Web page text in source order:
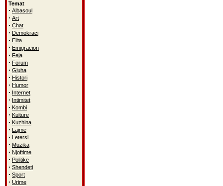
Temat
· Albasoul
· Art
· Chat
· Demokraci
· Elita
· Emigracion
· Feja
· Forum
· Gjuha
· Histori
· Humor
· Internet
· Intimitet
· Kombi
· Kulture
· Kuzhina
· Lajme
· Letersi
· Muzika
· Njoftime
· Politike
· Shendeti
· Sport
· Urime